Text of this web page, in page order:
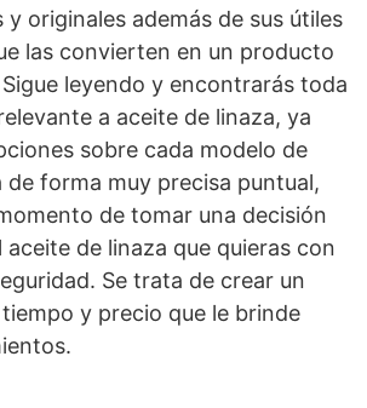
y originales además de sus útiles
las convierten en un producto
leyendo y encontrarás toda
a aceite de linaza, ya
sobre cada modelo de
de forma muy precisa puntual,
de tomar una decisión
aceite de linaza que quieras con
Se trata de crear un
y precio que le brinde